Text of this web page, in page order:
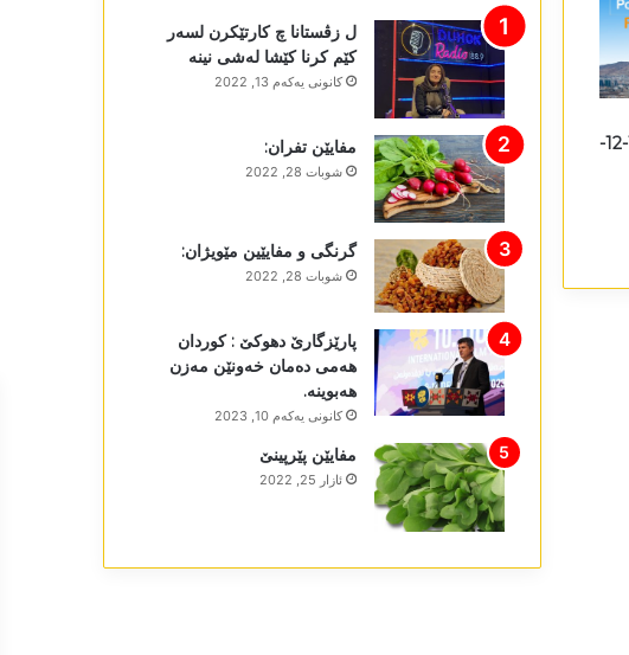
بمێھڤانداریا خانم خەلات دوسکی11-12-
ل زڤستانا چ کارتێکرن لسەر
کێم کرنا کێشا لەشی نینە
كانونی یه‌كه‌م 13, 2022
مفایێن تفران:
شوبات 28, 2022
گرنگی و مفایێین مێویژان:
شوبات 28, 2022
پارێزگارێ دھوکێ : کوردان
ھەمی دەمان خەونێن مەزن
ھەبوینە.
كانونی یه‌كه‌م 10, 2023
مفایێن پێرپینێ
ئازار 25, 2022